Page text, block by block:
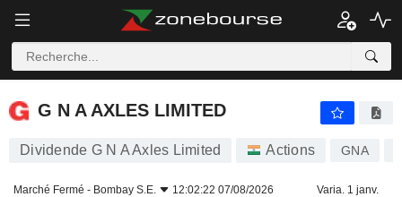
G N A AXLES LIMITED
G N A AXLES LIMITED
Dividende G N A Axles Limited Actions GNA
Marché Fermé - Bombay S.E. 12:02:22 07/08/2026 Varia. 1 janv.